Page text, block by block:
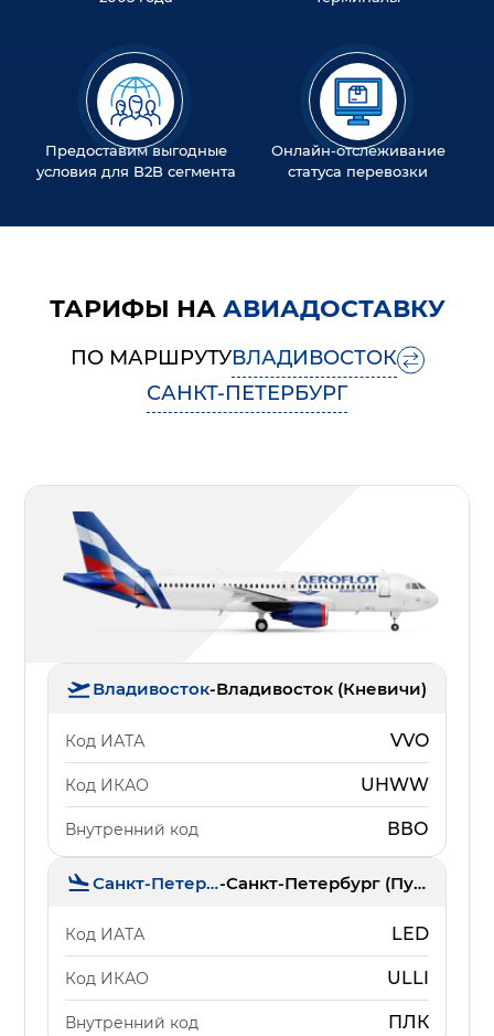
Предоставим выгодные
условия для B2B сегмента
Онлайн-отслеживание
статуса перевозки
ТАРИФЫ НА АВИАДОСТАВКУ
ПО МАРШРУТУВЛАДИВОСТОК
САНКТ-ПЕТЕРБУРГ
Владивосток-Владивосток (Кневичи)
Код ИАТА VVO
Код ИКАО UHWW
Внутренний код ВВО
Санкт-Петербург- Санкт-Петербург (Пулково)
Код ИАТА LED
Код ИКАО ULLI
Внутренний код ПЛК